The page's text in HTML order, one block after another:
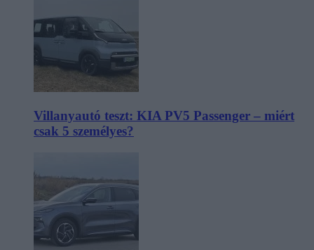
Villanyautó teszt: KIA PV5 Passenger – miért
csak 5 személyes?